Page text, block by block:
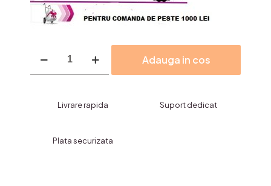
Spray
Glitter
Machiajului,TLM
Adauga in cos
Livrare rapida Suport dedicat
Plata securizata